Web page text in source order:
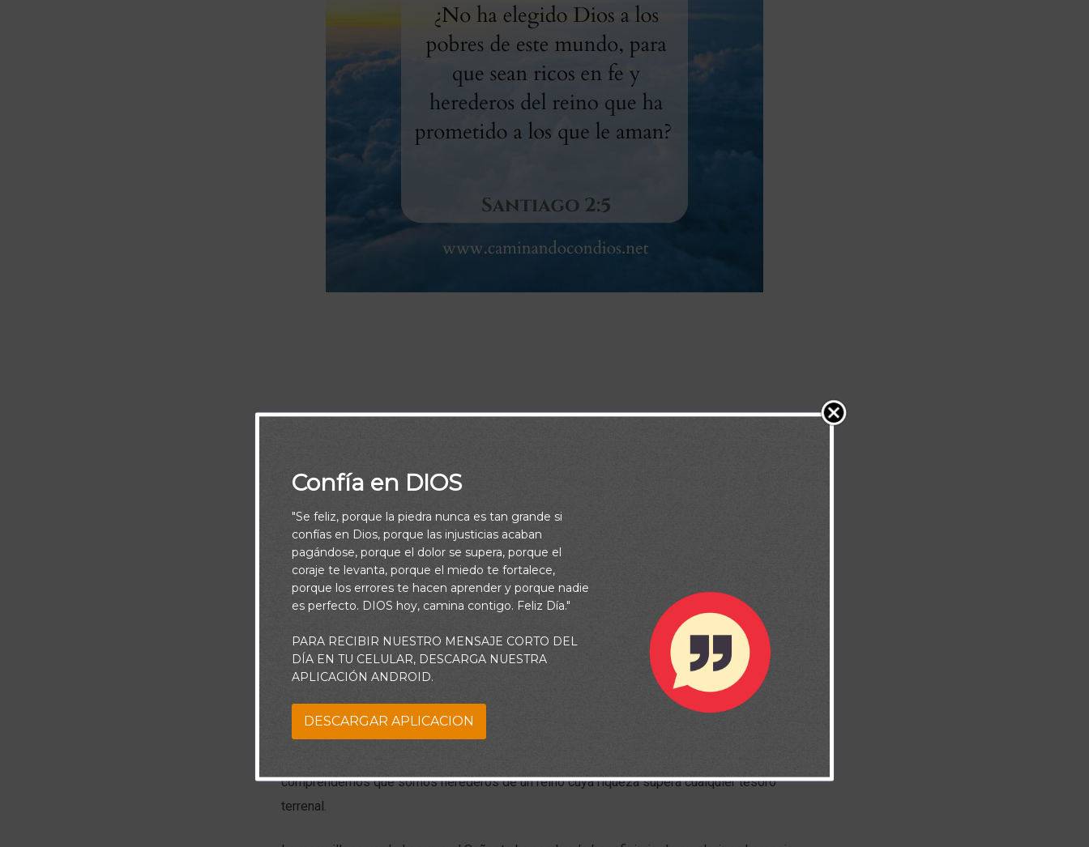
comprendemos que somos herederos de un reino cuya riqueza supera cualquier tesoro
terrenal.
Confía en DIOS
"Se feliz, porque la piedra nunca es tan grande si
confías en Dios, porque las injusticias acaban
pagándose, porque el dolor se supera, porque el
coraje te levanta, porque el miedo te fortalece,
porque los errores te hacen aprender y porque nadie
es perfecto. DIOS hoy, camina contigo. Feliz Día."
PARA RECIBIR NUESTRO MENSAJE CORTO DEL
DÍA EN TU CELULAR, DESCARGA NUESTRA
APLICACIÓN ANDROID.
DESCARGAR APLICACION